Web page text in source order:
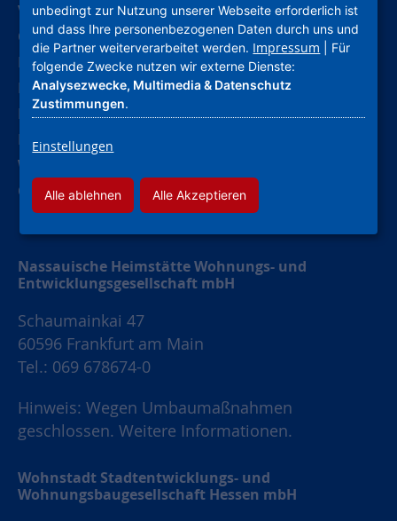
Verhaltenskodex (CoC)
Compliance
Hinweise und Meldestelle
Barrierefreiheitserklärung
Impressum
Datenschutz
Widerruf Werbung
Cookie-Einstellungen
Nassauische Heimstätte Wohnungs- und
Entwicklungsgesellschaft mbH
Schaumainkai 47
60596 Frankfurt am Main
Tel.: 069 678674-0
Hinweis: Wegen Umbaumaßnahmen
geschlossen. Weitere Informationen.
Wohnstadt Stadtentwicklungs- und
Wohnungsbaugesellschaft Hessen mbH
unbedingt zur Nutzung unserer Webseite erforderlich ist
und dass Ihre personenbezogenen Daten durch uns und
die Partner weiterverarbeitet werden. Impressum | Für
folgende Zwecke nutzen wir externe Dienste:
Analysezwecke, Multimedia & Datenschutz
Zustimmungen.
Einstellungen
Alle ablehnen Alle Akzeptieren